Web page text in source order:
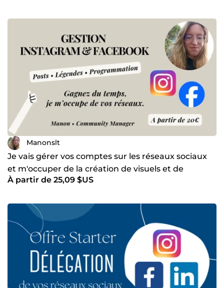
Manonslt
Je vais gérer vos comptes sur les réseaux sociaux
et m'occuper de la création de visuels et de
légendes
À partir de 25,09 $US